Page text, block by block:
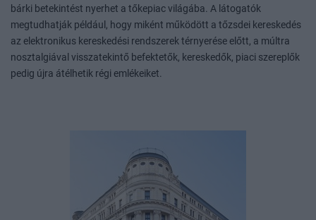
bárki betekintést nyerhet a tőkepiac világába. A látogatók
megtudhatják például, hogy miként működött a tőzsdei kereskedés
az elektronikus kereskedési rendszerek térnyerése előtt, a múltra
nosztalgiával visszatekintő befektetők, kereskedők, piaci szereplők
pedig újra átélhetik régi emlékeiket.